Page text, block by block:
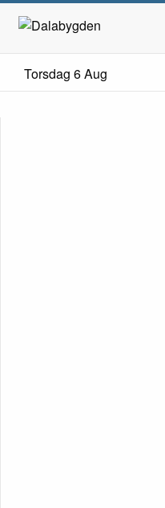
Torsdag 6 Aug